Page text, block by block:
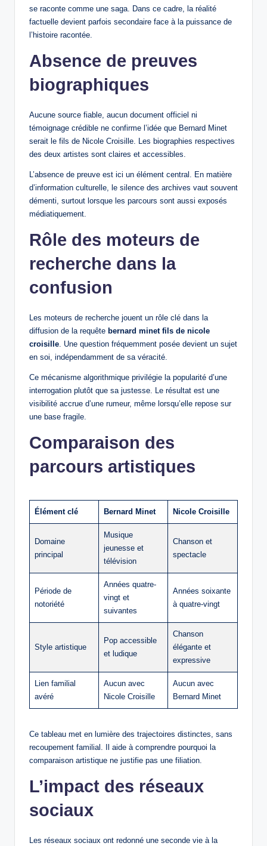
se raconte comme une saga. Dans ce cadre, la réalité
factuelle devient parfois secondaire face à la puissance de
l’histoire racontée.
Absence de preuves
biographiques
Aucune source fiable, aucun document officiel ni
témoignage crédible ne confirme l’idée que Bernard Minet
serait le fils de Nicole Croisille. Les biographies respectives
des deux artistes sont claires et accessibles.
L’absence de preuve est ici un élément central. En matière
d’information culturelle, le silence des archives vaut souvent
démenti, surtout lorsque les parcours sont aussi exposés
médiatiquement.
Rôle des moteurs de
recherche dans la
confusion
Les moteurs de recherche jouent un rôle clé dans la
diffusion de la requête bernard minet fils de nicole
croisille. Une question fréquemment posée devient un sujet
en soi, indépendamment de sa véracité.
Ce mécanisme algorithmique privilégie la popularité d’une
interrogation plutôt que sa justesse. Le résultat est une
visibilité accrue d’une rumeur, même lorsqu’elle repose sur
une base fragile.
Comparaison des
parcours artistiques
Élément clé Bernard Minet Nicole Croisille
Domaine
principal
Musique
jeunesse et
télévision
Chanson et
spectacle
Période de
notoriété
Années quatre-
vingt et
suivantes
Années soixante
à quatre-vingt
Style artistique
Pop accessible
et ludique
Chanson
élégante et
expressive
Lien familial
avéré
Aucun avec
Nicole Croisille
Aucun avec
Bernard Minet
Ce tableau met en lumière des trajectoires distinctes, sans
recoupement familial. Il aide à comprendre pourquoi la
comparaison artistique ne justifie pas une filiation.
L’impact des réseaux
sociaux
Les réseaux sociaux ont redonné une seconde vie à la